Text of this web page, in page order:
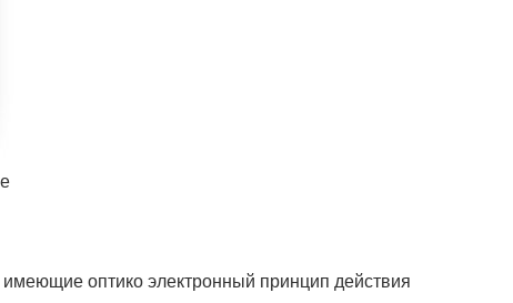
оптико электронный принцип действия